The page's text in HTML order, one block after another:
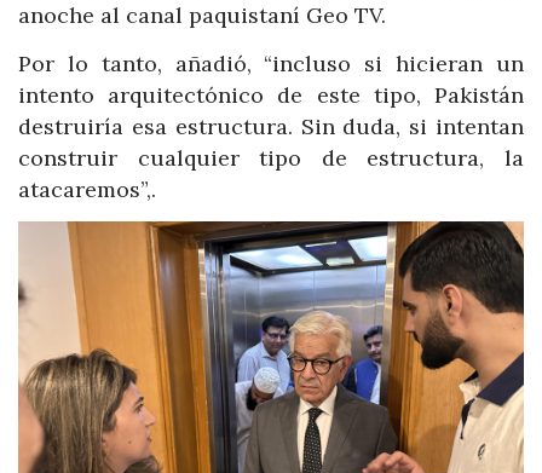
anoche al canal paquistaní Geo TV.
Por lo tanto, añadió, “incluso si hicieran un
intento arquitectónico de este tipo, Pakistán
destruiría esa estructura. Sin duda, si intentan
construir cualquier tipo de estructura, la
atacaremos”,.